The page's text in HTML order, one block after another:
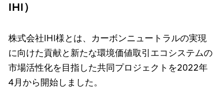
IHI）
株式会社IHI様とは、カーボンニュートラルの実現
に向けた貢献と新たな環境価値取引エコシステムの
市場活性化を目指した共同プロジェクトを2022年
4月から開始しました。